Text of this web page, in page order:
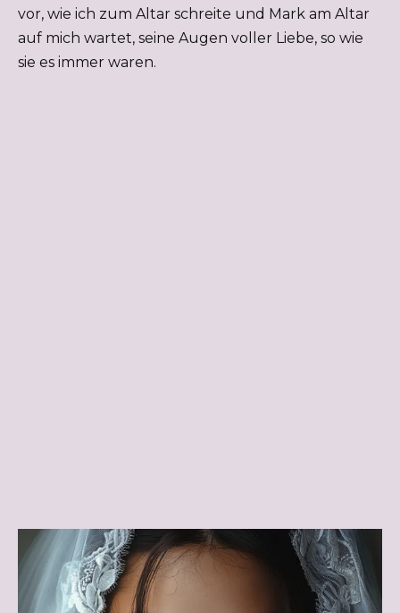
vor, wie ich zum Altar schreite und Mark am Altar
auf mich wartet, seine Augen voller Liebe, so wie
sie es immer waren.